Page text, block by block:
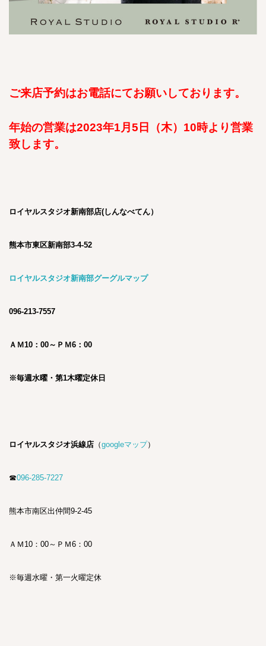
ご来店予約はお電話にてお願いしております。
年始の営業は2023年1月5日（木）10時より営業
致します。
ロイヤルスタジオ新南部店(しんなべてん）
熊本市東区新南部3-4-52
ロイヤルスタジオ新南部グーグルマップ
096-213-7557
ＡＭ10：00～ＰＭ6：00
※毎週水曜・第1木曜定休日
ロイヤルスタジオ浜線店 （googleマップ）
☎096-285-7227
熊本市南区出仲間9-2-45
ＡＭ10：00～ＰＭ6：00
※毎週水曜・第一火曜定休